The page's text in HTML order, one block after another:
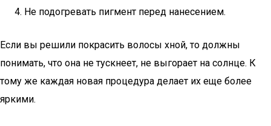
Не подогревать пигмент перед нанесением.
Если вы решили покрасить волосы хной, то должны
понимать, что она не тускнеет, не выгорает на солнце. К
тому же каждая новая процедура делает их еще более
яркими.